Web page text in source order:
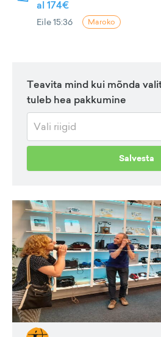
al 174€
Eile 15:36 Maroko
Teavita mind kui mõnda
tuleb hea pakkumine
Vali riigid
Salvesta